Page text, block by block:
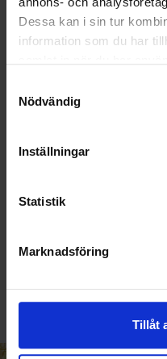
Dessa kan i sin tur
information som du har
Nödvändig
Inställningar
Statistik
Marknadsföring
Tillåt
010-45 00 200​